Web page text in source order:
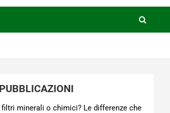
minerali o chimici? Le differenze che